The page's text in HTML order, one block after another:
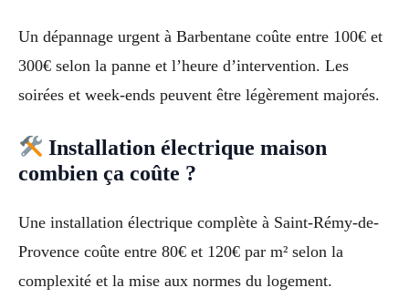
Un dépannage urgent à Barbentane coûte entre 100€ et
300€ selon la panne et l’heure d’intervention. Les
soirées et week-ends peuvent être légèrement majorés.
Installation électrique maison
combien ça coûte ?
Une installation électrique complète à Saint-Rémy-de-
Provence coûte entre 80€ et 120€ par m² selon la
complexité et la mise aux normes du logement.